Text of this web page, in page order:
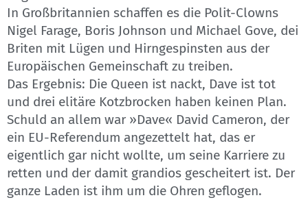
In Großbritannien schaffen es die Polit-Clowns
Nigel Farage, Boris Johnson und Michael Gove, dei
Briten mit Lügen und Hirngespinsten aus der
Europäischen Gemeinschaft zu treiben.
Das Ergebnis: Die Queen ist nackt, Dave ist tot
und drei elitäre Kotzbrocken haben keinen Plan.
Schuld an allem war »Dave« David Cameron, der
ein EU-Referendum angezettelt hat, das er
eigentlich gar nicht wollte, um seine Karriere zu
retten und der damit grandios gescheitert ist. Der
ganze Laden ist ihm um die Ohren geflogen.